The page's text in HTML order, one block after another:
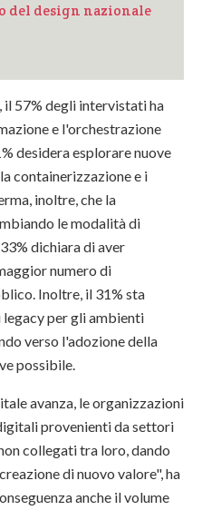
del design nazionale
57% degli intervistati ha
e l'orchestrazione
desidera esplorare nuove
containerizzazione e i
inoltre, che la
le modalità di
dichiara di aver
numero di
Inoltre, il 31% sta
per gli ambienti
verso l'adozione della
possibile.
avanza, le organizzazioni
provenienti da settori
collegati tra loro, dando
di nuovo valore", ha
anche il volume